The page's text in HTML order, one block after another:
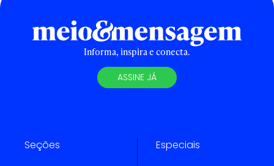
Informa, inspira e conecta.
ASSINE JÁ
Seções Especiais